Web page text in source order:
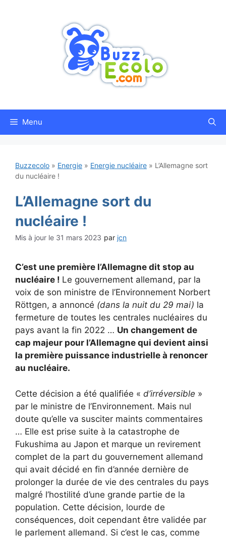
Menu
Buzzecolo » Energie » Energie nucléaire » L’Allemagne sort
du nucléaire !
L’Allemagne sort du
nucléaire !
31 mars 2023 par jcn
C’est une première l’Allemagne dit stop au
nucléaire ! Le gouvernement allemand, par la
voix de son ministre de l’Environnement Norbert
Röttgen, a annoncé (dans la nuit du 29 mai) la
fermeture de toutes les centrales nucléaires du
pays avant la fin 2022 … Un changement de
cap majeur pour l’Allemagne qui devient ainsi
la première puissance industrielle à renoncer
au nucléaire.
Cette décision a été qualifiée « d’irréversible »
par le ministre de l’Environnement. Mais nul
doute qu’elle va susciter maints commentaires
… Elle est prise suite à la catastrophe de
Fukushima au Japon et marque un revirement
complet de la part du gouvernement allemand
qui avait décidé en fin d’année dernière de
prolonger la durée de vie des centrales du pays
malgré l’hostilité d’une grande partie de la
population. Cette décision, lourde de
conséquences, doit cependant être validée par
le parlement allemand. Si c’est le cas, comme